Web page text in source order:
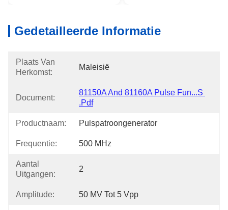
Gedetailleerde Informatie
Plaats Van
Herkomst:
Maleisië
Document:
81150A And 81160A Pulse Fun...s
.pdf
Productnaam: Pulspatroongenerator
Frequentie: 500 MHz
Aantal
Uitgangen:
2
Amplitude: 50 MV Tot 5 Vpp